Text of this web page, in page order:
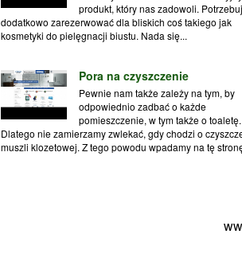
produkt, który nas zadowoli.
dodatkowo zarezerwować dla bliskich coś takiego jak
kosmetyki do pielęgnacji biustu. Nada się...
Pora na czyszczenie
Pewnie nam także zależy na tym, by
odpowiednio zadbać o każde
pomieszczenie, w tym także o toaletę.
Dlatego nie zamierzamy zwlekać, gdy chodzi o
muszli klozetowej. Z tego powodu wpadamy na tę